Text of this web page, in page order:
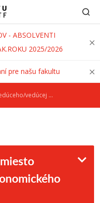
- ABSOLVENTI
2025/2026
pre našu fakultu
oddelenia